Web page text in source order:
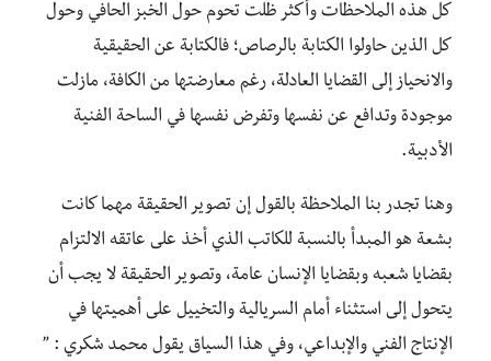
كل هذه الملاحظات وأكثر ظلت تحوم حول الخبز الحافي وحول
كل الذين حاولوا الكتابة بالرصاص؛ فالكتابة عن الحقيقية
والانحياز إلى القضايا العادلة، رغم معارضتها من الكافة، مازلت
موجودة وتدافع عن نفسها وتفرض نفسها في الساحة الفنية
الأدبية.
وهنا تجدر بنا الملاحظة بالقول إن تصوير الحقيقة مهما كانت
بشعة هو المبدأ بالنسبة للكاتب الذي أخذ على عاتقه الالتزام
بقضايا شعبه وبقضايا الإنسان عامة، وتصوير الحقيقة لا يجب أن
يتحول إلى استثناء أمام السريالية والتخييل على أهميتها في
الإنتاج الفني والإبداعي، وفي هذا السياق يقول محمد شكري : ”